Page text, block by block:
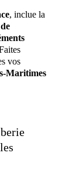
, inclue la
vos
Maritimes